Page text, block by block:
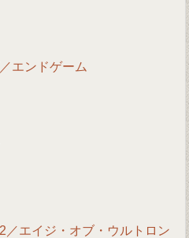
エンドゲーム
／エイジ・オブ・ウルトロン